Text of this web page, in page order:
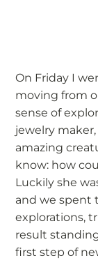
On Friday I
moving from
sense of
jewelry
amazing
know: how
Luckily she
and we spent
explorations,
result
first step of